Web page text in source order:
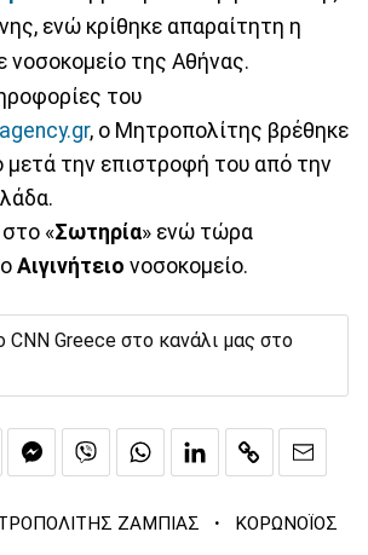
ενώ κρίθηκε απαραίτητη η
νοσοκομείο της Αθήνας.
του
, ο Μητροπολίτης βρέθηκε
μετά την επιστροφή του από την
«Σωτηρία» ενώ τώρα
Αιγινήτειο νοσοκομείο.
CNN Greece στο κανάλι μας στο
ΖΑΜΠΙΑΣ · ΚΟΡΩΝΟΪΟΣ